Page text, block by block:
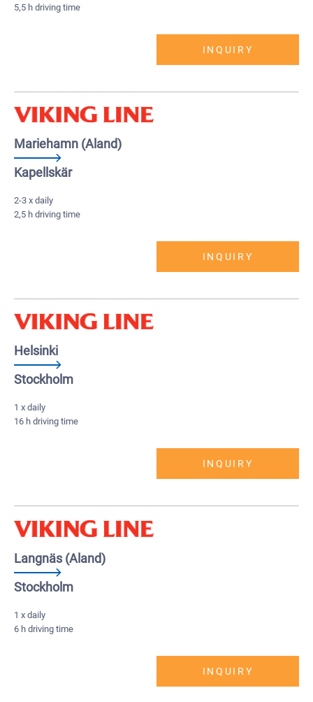
5,5 h driving time
INQUIRY
Mariehamn (Aland)
Kapellskär
2-3 x daily
2,5 h driving time
INQUIRY
Helsinki
Stockholm
1 x daily
16 h driving time
INQUIRY
Langnäs (Aland)
Stockholm
1 x daily
6 h driving time
INQUIRY